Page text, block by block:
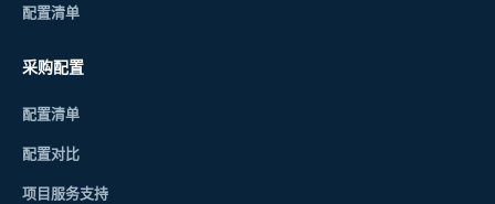
配置清单
采购配置
配置清单
配置对比
项目服务支持